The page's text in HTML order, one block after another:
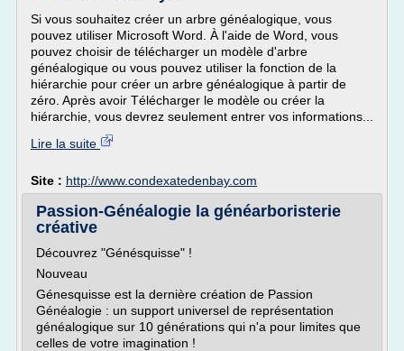
Si vous souhaitez créer un arbre généalogique, vous
pouvez utiliser Microsoft Word. À l'aide de Word, vous
pouvez choisir de télécharger un modèle d'arbre
généalogique ou vous pouvez utiliser la fonction de la
hiérarchie pour créer un arbre généalogique à partir de
zéro. Après avoir Télécharger le modèle ou créer la
hiérarchie, vous devrez seulement entrer vos informations...
Lire la suite
Site : http://www.condexatedenbay.com
Passion-Généalogie la généarboristerie
créative
Découvrez "Génésquisse" !
Nouveau
Génesquisse est la dernière création de Passion
Généalogie : un support universel de représentation
généalogique sur 10 générations qui n'a pour limites que
celles de votre imagination !